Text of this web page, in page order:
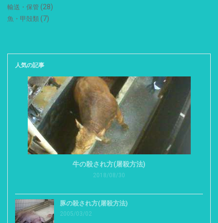
輸送・保管 (28)
魚・甲殻類 (7)
人気の記事
牛の殺され方(屠殺方法)
2018/08/30
豚の殺され方(屠殺方法)
2005/03/02